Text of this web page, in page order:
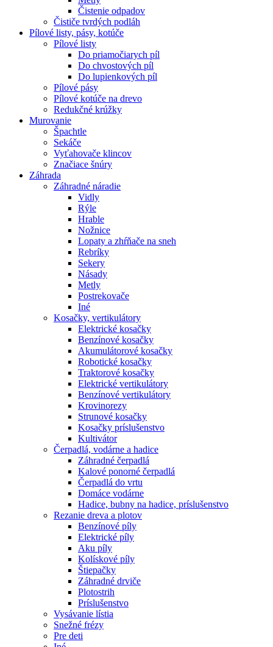
Čistenie odpadov
Čističe tvrdých podláh
Pílové listy, pásy, kotúče
Pílové listy
Do priamočiarych píl
Do chvostových píl
Do lupienkových píl
Pílové pásy
Pílové kotúče na drevo
Redukčné krúžky
Murovanie
Špachtle
Sekáče
Vyťahovače klincov
Značiace šnúry
Záhrada
Záhradné náradie
Vidly
Rýle
Hrable
Nožnice
Lopaty a zhŕňače na sneh
Rebríky
Sekery
Násady
Metly
Postrekovače
Iné
Kosačky, vertikulátory
Elektrické kosačky
Benzínové kosačky
Akumulátorové kosačky
Robotické kosačky
Traktorové kosačky
Elektrické vertikulátory
Benzínové vertikulátory
Krovinorezy
Strunové kosačky
Kosačky príslušenstvo
Kultivátor
Čerpadlá, vodárne a hadice
Záhradné čerpadlá
Kalové ponorné čerpadlá
Čerpadlá do vrtu
Domáce vodárne
Hadice, bubny na hadice, príslušenstvo
Rezanie dreva a plotov
Benzínové píly
Elektrické píly
Aku píly
Kolískové píly
Štiepačky
Záhradné drviče
Plotostrih
Príslušenstvo
Vysávanie lístia
Snežné frézy
Pre deti